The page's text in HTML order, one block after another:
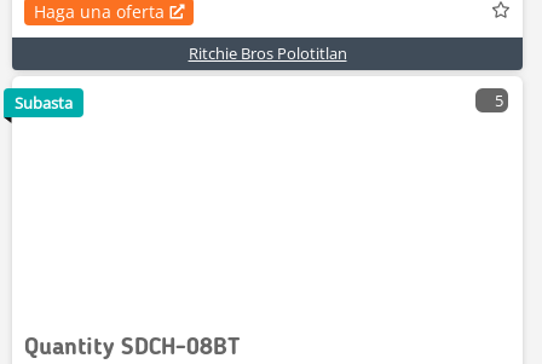
Haga una oferta
Ritchie Bros Polotitlan
5
Quantity SDCH-08BT
Subasta